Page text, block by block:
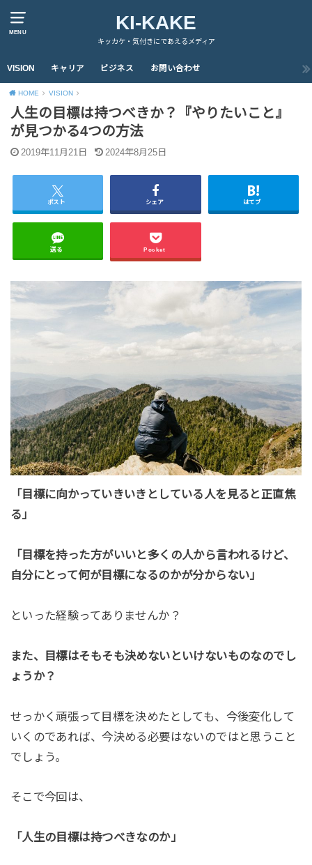
MENU KI-KAKE
キッカケ・気付きにであえるメディア
VISION キャリア ビジネス お問い合わせ
HOME VISION
人生の目標は持つべきか？『やりたいこと』
が見つかる4つの方法
2019年11月21日 2024年8月25日
ポスト シェア はてブ
送る Pocket
「目標に向かっていきいきとしている人を見ると正直焦
る」
「目標を持った方がいいと多くの人から言われるけど、
自分にとって何が目標になるのかが分からない」
といった経験ってありませんか？
また、目標はそもそも決めないといけないものなのでし
ょうか？
せっかく頑張って目標を決めたとしても、今後変化して
いくのであれば、今決める必要はないのではと思うこと
でしょう。
そこで今回は、
「人生の目標は持つべきなのか」